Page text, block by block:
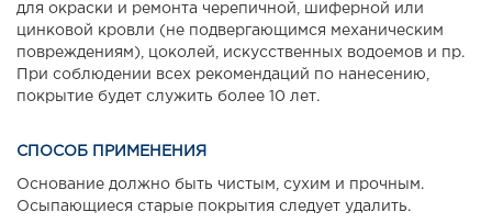
для окраски и ремонта черепичной, шиферной или
цинковой кровли (не подвергающимся механическим
повреждениям), цоколей, искусственных водоемов и пр.
При соблюдении всех рекомендаций по нанесению,
покрытие будет служить более 10 лет.
СПОСОБ ПРИМЕНЕНИЯ
Основание должно быть чистым, сухим и прочным.
Осыпающиеся старые покрытия следует удалить.